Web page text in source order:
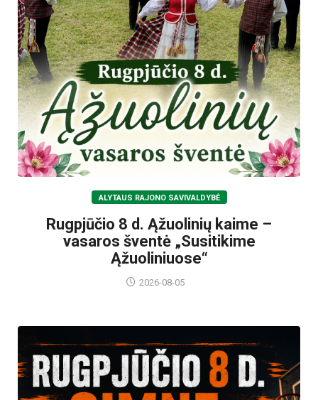
ALYTAUS RAJONO SAVIVALDYBĖ
Rugpjūčio 8 d. Ąžuolinių kaime –
vasaros šventė „Susitikime
Ąžuoliniuose“
2026-08-05